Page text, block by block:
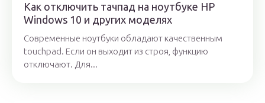
Как отключить тачпад на ноутбуке HP
Windows 10 и других моделях
Современные ноутбуки обладают качественным
touchpad. Если он выходит из строя, функцию
отключают. Для...